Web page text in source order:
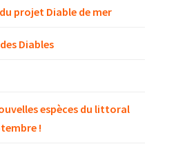
projet Diable de mer
Diables
espèces du littoral
!